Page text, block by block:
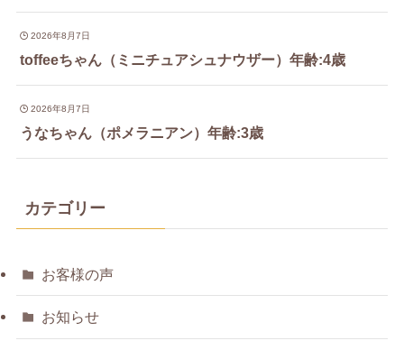
2026年8月7日
toffeeちゃん（ミニチュアシュナウザー）年齢:4歳
2026年8月7日
うなちゃん（ポメラニアン）年齢:3歳
カテゴリー
お客様の声
お知らせ